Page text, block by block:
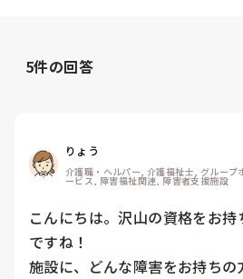
5件の回答
りょう
介護職・ヘルパー, 介護福祉士, グルー
ービス, 障害福祉関連, 障害者支援施設
こんにちは。沢山の資格をお
ですね！
施設に、どんな障害をお持ちの